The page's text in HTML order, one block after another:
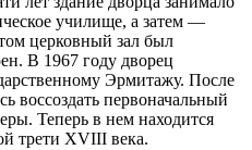
училище, а затем —
церковный зал был
В 1967 году дворец
Эрмитажу. После
воссоздать первоначальный
Теперь в нем находится
трети XVIII века.